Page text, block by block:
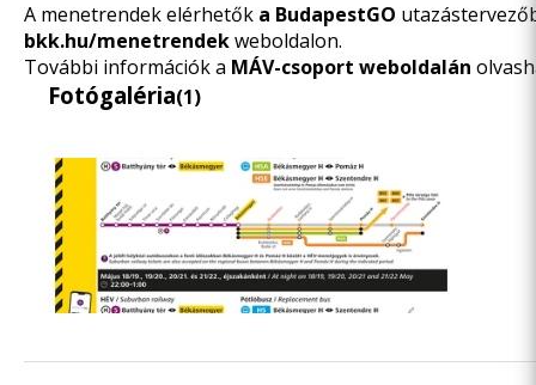
A menetrendek elérhetők a BudapestGO
bkk.hu/menetrendekweboldalon.
További információk a MÁV-csoport weboldalán
Fotógaléria(1)